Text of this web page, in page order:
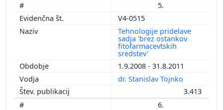
5.
V4-0515
Tehnologije pridelave
sadja 'brez ostankov
fitofarmacevtskih
sredstev'
1.9.2008 - 31.8.2011
dr. Stanislav Tojnko
3.413
6.